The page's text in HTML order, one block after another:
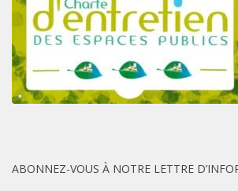
ABONNEZ-VOUS À NOTRE LETTRE